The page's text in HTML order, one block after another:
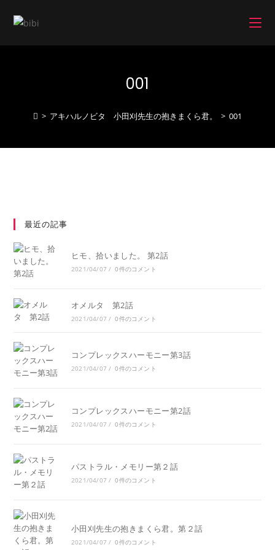
プ
001
> アキハルノビタ 小田刈先生の抱きまくら君。 > 001
最近の記事
ヒモ、拾いました。 第2話
2021/04/07 / 0件のコメント
オメルタ 第2話
2021/04/07 / 0件のコメント
コンプレックスハーモニー第3話
2021/04/07 / 0件のコメント
コンプレックスハーモニー第2話
2021/04/07 / 0件のコメント
パストラル・メモリー第２話
2021/04/07 / 0件のコメント
小田刈先生の抱きまくら君。第２話
2021/04/07 / 0件のコメント